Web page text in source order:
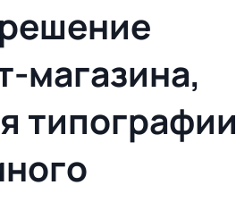
магазина,
типографии